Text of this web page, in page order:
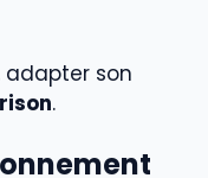
adapter son
.